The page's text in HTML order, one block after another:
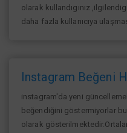
olarak kullandıgınız
daha fazla kullanıcıya
Instagram Beğeni
instagram'da yeni
beğendiğini göstermiyorlar
olarak